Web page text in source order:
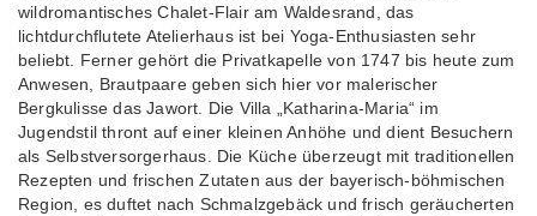
wildromantisches Chalet-Flair am Waldesrand, das
lichtdurchflutete Atelierhaus ist bei Yoga-Enthusiasten sehr
beliebt. Ferner gehört die Privatkapelle von 1747 bis heute zum
Anwesen, Brautpaare geben sich hier vor malerischer
Bergkulisse das Jawort. Die Villa „Katharina-Maria“ im
Jugendstil thront auf einer kleinen Anhöhe und dient Besuchern
als Selbstversorgerhaus. Die Küche überzeugt mit traditionellen
Rezepten und frischen Zutaten aus der bayerisch-böhmischen
Region, es duftet nach Schmalzgebäck und frisch geräucherten